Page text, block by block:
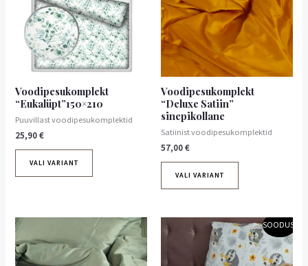
Voodipesukomplekt
“Eukalüpt”150×210
Puuvillast voodipesukomplektid
25,90€
VALI VARIANT
Voodipesukomplekt
“Deluxe Satiin”
sinepikollane
Satiinist voodipesukomplektid
57,00€
VALI VARIANT
SOODUS!
Algne
hind
23,90 €.
Praegune
hind
on:
19,75 €.